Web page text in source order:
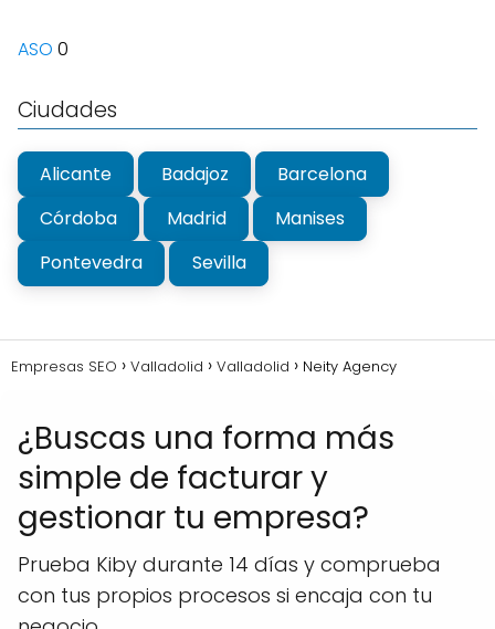
ASO 0
Ciudades
Alicante Badajoz
Barcelona
Córdoba
Madrid
Manises
Pontevedra
Sevilla
Empresas SEO Valladolid Valladolid Neity Agency
¿Buscas una forma más
simple de facturar y
gestionar tu empresa?
Prueba Kiby durante 14 días y comprueba
con tus propios procesos si encaja con tu